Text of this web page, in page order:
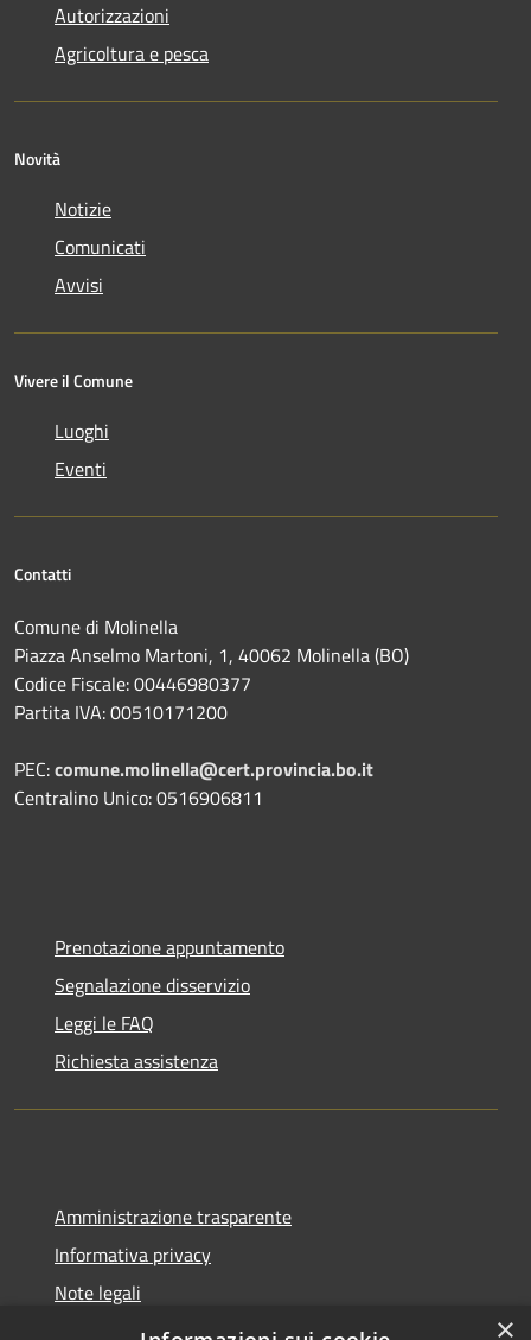
Autorizzazioni
Agricoltura e pesca
Novità
Notizie
Comunicati
Avvisi
Vivere il Comune
Luoghi
Eventi
Contatti
Comune di Molinella
Piazza Anselmo Martoni, 1, 40062 Molinella (BO)
Codice Fiscale: 00446980377
Partita IVA: 00510171200
PEC:comune.molinella@cert.provincia.bo.it
Centralino Unico: 0516906811
Prenotazione appuntamento
Segnalazione disservizio
Leggi le FAQ
Richiesta assistenza
Amministrazione trasparente
Informativa privacy
Note legali
Dichiarazione di accessibilità
×